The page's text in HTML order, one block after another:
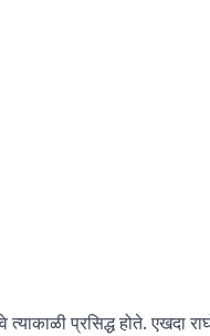
प्रसिद्ध होते. एखदा